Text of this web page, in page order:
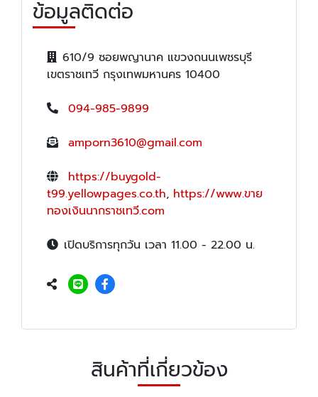
ข้อมูลติดต่อ
610/9 ซอยพญานาค แขวงถนนเพชรบุรี
เขตราชเทวี กรุงเทพมหานคร 10400
094-985-9899
amporn3610@gmail.com
https://buygold-
t99.yellowpages.co.th, https://www.ขาย
ทองเงินนากราชเทวี.com
เปิดบริการทุกวัน เวลา 11.00 - 22.00 น.
สินค้าที่เกี่ยวข้อง